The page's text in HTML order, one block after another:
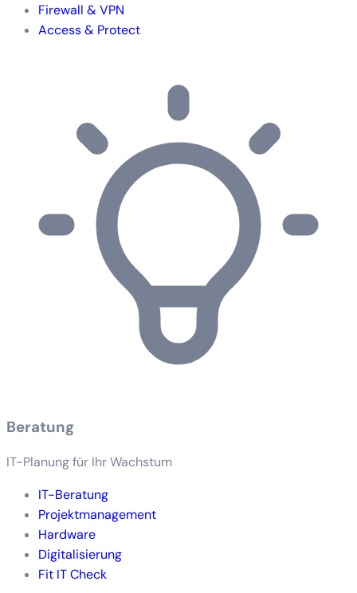
Firewall & VPN
Access & Protect
Beratung
IT-Planung für Ihr Wachstum
IT-Beratung
Projektmanagement
Hardware
Digitalisierung
Fit IT Check